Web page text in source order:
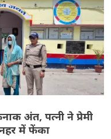
अंत, पत्नी ने प्रेमी
में फेंका